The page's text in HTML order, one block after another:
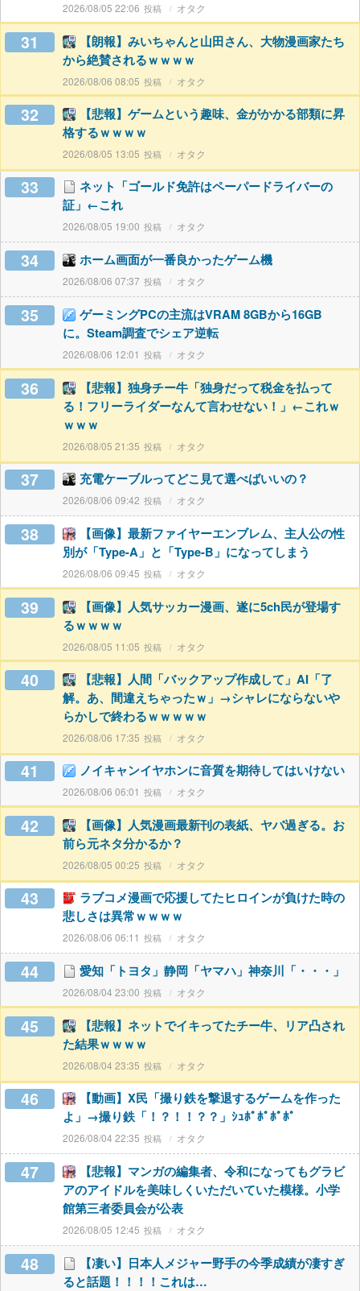
2026/08/05 22:06 オタク
31
【朗報】みいちゃんと山田さん、大物漫画家たち
から絶賛されるｗｗｗｗ
2026/08/06 08:05 オタク
32
【悲報】ゲームという趣味、金がかかる部類に昇
格するｗｗｗｗ
2026/08/05 13:05 オタク
33
ネット「ゴールド免許はペーパードライバーの
証」←これ
2026/08/05 19:00 オタク
34 ホーム画面が一番良かったゲーム機
2026/08/06 07:37 オタク
35
ゲーミングPCの主流はVRAM 8GBから16GB
に。Steam調査でシェア逆転
2026/08/06 12:01 オタク
36
【悲報】独身チー牛「独身だって税金を払って
る！フリーライダーなんて言わせない！」←これｗ
ｗｗｗ
2026/08/05 21:35 オタク
37 充電ケーブルってどこ見て選べばいいの？
2026/08/06 09:42 オタク
38
【画像】最新ファイヤーエンブレム、主人公の性
別が「Type-A」と「Type-B」になってしまう
2026/08/06 09:45 オタク
39
【画像】人気サッカー漫画、遂に5ch民が登場す
るｗｗｗｗ
2026/08/05 11:05 オタク
40
【悲報】人間「バックアップ作成して」AI「了
解。あ、間違えちゃったｗ」→シャレにならないや
らかしで終わるｗｗｗｗｗ
2026/08/06 17:35 オタク
41 ノイキャンイヤホンに音質を期待してはいけない
2026/08/06 06:01 オタク
42
【画像】人気漫画最新刊の表紙、ヤバ過ぎる。お
前ら元ネタ分かるか？
2026/08/05 00:25 オタク
43
ラブコメ漫画で応援してたヒロインが負けた時の
悲しさは異常ｗｗｗｗ
2026/08/06 06:11 オタク
44 愛知「トヨタ」静岡「ヤマハ」神奈川「・・・」
2026/08/04 23:00 オタク
45
【悲報】ネットでイキってたチー牛、リア凸され
た結果ｗｗｗｗ
2026/08/04 23:35 オタク
46
【動画】X民「撮り鉄を撃退するゲームを作った
よ」→撮り鉄「！？！！？？」ｼｭﾎﾟﾎﾟﾎﾟﾎﾟ
2026/08/04 22:35 オタク
47
【悲報】マンガの編集者、令和になってもグラビ
アのアイドルを美味しくいただいていた模様。小学
館第三者委員会が公表
2026/08/05 12:45 オタク
48
【凄い】日本人メジャー野手の今季成績が凄すぎ
ると話題！！！！これは…